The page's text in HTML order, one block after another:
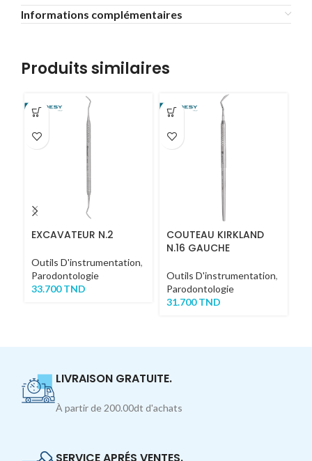
Informations complémentaires
Produits similaires
EXCAVATEUR N.2
Outils D'instrumentation,
Parodontologie
33.700TND
COUTEAU KIRKLAND
N.16 GAUCHE
Outils D'instrumentation,
Parodontologie
31.700TND
LIVRAISON GRATUITE.
À partir de 200.00dt d'achats